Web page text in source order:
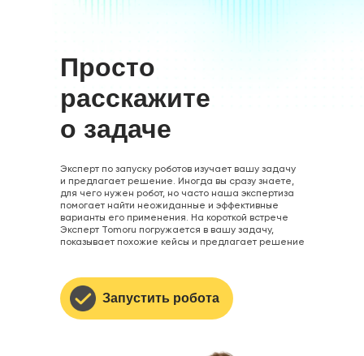
Просто
расскажите
о задаче
Эксперт по запуску роботов изучает вашу задачу
и предлагает решение. Иногда вы сразу знаете,
для чего нужен робот, но часто наша экспертиза
помогает найти неожиданные и эффективные
варианты его применения. На короткой встрече
Эксперт Tomoru погружается в вашу задачу,
показывает похожие кейсы и предлагает решение
Запустить робота